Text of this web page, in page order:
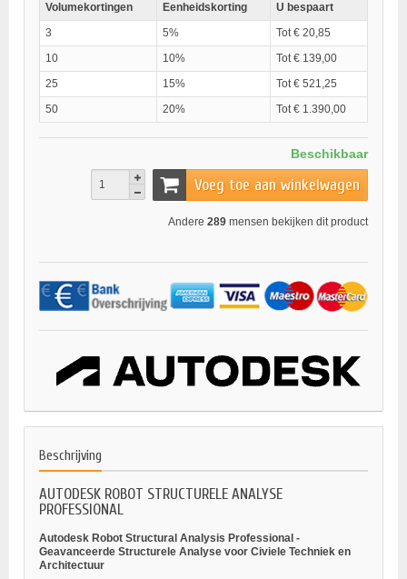
Volumekortingen Eenheidskorting
U bespaart
3
5%
Tot € 20,85
10
10%
Tot € 139,00
25
15%
Tot € 521,25
50
20% Tot € 1.390,00
Beschikbaar
Voeg toe aan winkelwagen
Andere 289 mensen bekijken dit product
Beschrijving
AUTODESK ROBOT STRUCTURELE ANALYSE
PROFESSIONAL
Autodesk Robot Structural Analysis Professional -
Geavanceerde Structurele Analyse voor Civiele Techniek en
Architectuur